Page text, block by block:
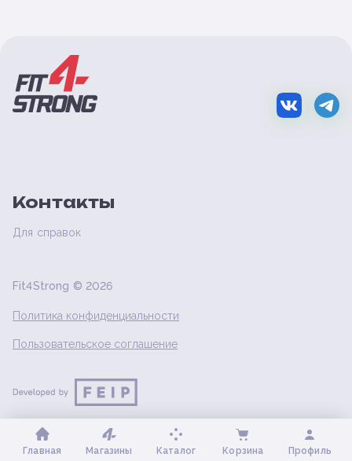
Контакты
Для справок
Fit4Strong © 2026
Политика конфиденциальности
Пользовательское соглашение
Главная Магазины Каталог Корзина Профиль